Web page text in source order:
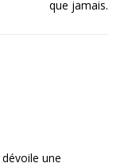
une